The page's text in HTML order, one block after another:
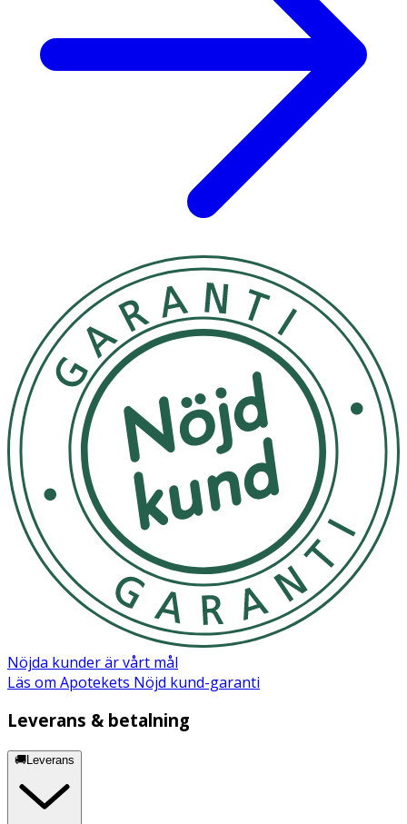
Nöjda kunder är vårt mål
Läs om Apotekets Nöjd kund-garanti
Leverans & betalning
🚚Leverans